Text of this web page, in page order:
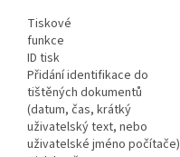
Tiskové
funkce
ID tisk
Přidání identifikace do
tištěných dokumentů
(datum, čas, krátký
uživatelský text, nebo
uživatelské jméno počítače)